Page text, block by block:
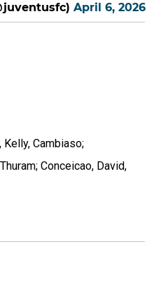
April 6, 2026
Kelly, Cambiaso;
Conceicao, David,